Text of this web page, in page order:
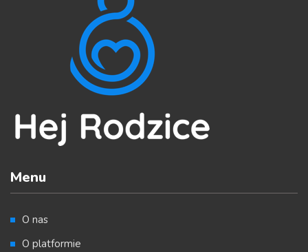
Menu
O nas
O platformie